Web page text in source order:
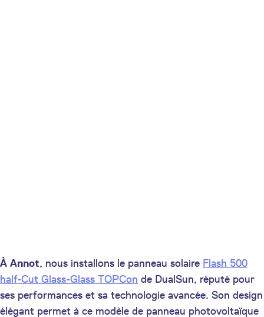
À Annot, nous installons le panneau solaire Flash 500
half-Cut Glass-Glass TOPCon de DualSun, réputé pour
ses performances et sa technologie avancée. Son design
élégant permet à ce modèle de panneau photovoltaïque